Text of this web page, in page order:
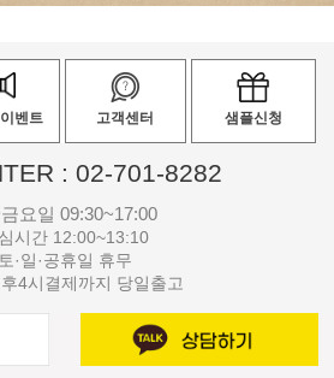
벤트 고객센터 샘플신청
: 02-701-8282
요일 09:30~17:00
시간 12:00~13:10
토·일·공휴일 휴무
4시결제까지 당일출고